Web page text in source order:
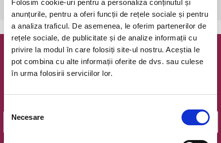
Folosim cookie-uri pentru a personaliza conținutul și
anunțurile, pentru a oferi funcții de rețele sociale și pentru
a analiza traficul. De asemenea, le oferim partenerilor de
rețele sociale, de publicitate și de analize informații cu
privire la modul în care folosiți site-ul nostru. Aceștia le
pot combina cu alte informații oferite de dvs. sau culese
în urma folosirii serviciilor lor.
consimțământului
Necesare
Informații suplimentare, la nr. de telefon 0773 825 249.
Newsletter @ Bilete.ro